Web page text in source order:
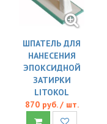
ШПАТЕЛЬ ДЛЯ
НАНЕСЕНИЯ
ЭПОКСИДНОЙ
ЗАТИРКИ
LITOKOL
870 руб. / шт.